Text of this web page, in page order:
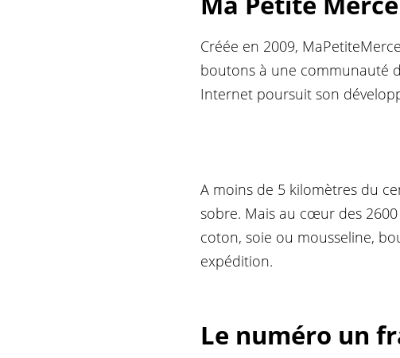
Créée en 2009,
boutons à une communauté
Internet poursuit son
A moins de 5 kilomètres du
sobre. Mais au cœur des 2600
coton, soie ou mousseline,
expédition.
Le numéro un